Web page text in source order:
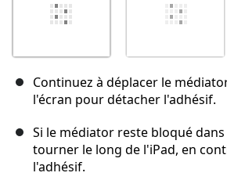
Continuez à déplacer le
l'écran pour détacher l'adhésif.
Si le médiator reste bloqué
tourner le long de l'iPad, en
l'adhésif.